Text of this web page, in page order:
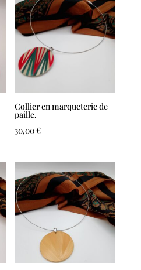
Collier en marqueterie de
paille.
30,00€